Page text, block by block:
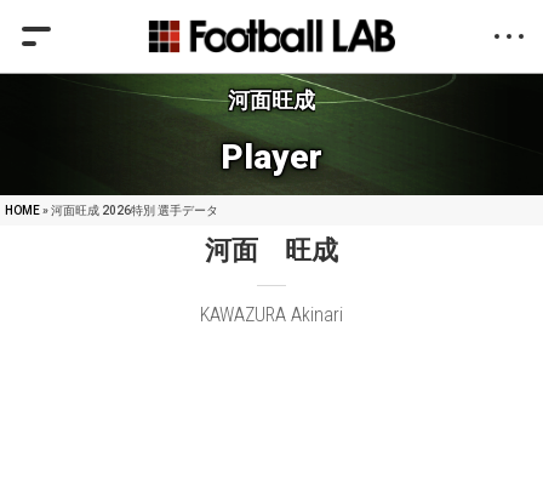
河面旺成
Player
HOME» 河面旺成 2026特別 選手データ
河面 旺成
KAWAZURA Akinari